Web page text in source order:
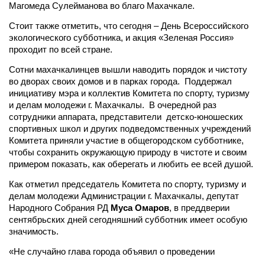
Магомеда Сулейманова во благо Махачкале.
Стоит также отметить, что сегодня – День Всероссийского
экологического субботника, и акция «Зеленая Россия»
проходит по всей стране.
Сотни махачкалинцев вышли наводить порядок и чистоту
во дворах своих домов и в парках города. Поддержал
инициативу мэра и коллектив Комитета по спорту, туризму
и делам молодежи г. Махачкалы. В очередной раз
сотрудники аппарата, представители детско-юношеских
спортивных школ и других подведомственных учреждений
Комитета приняли участие в общегородском субботнике,
чтобы сохранить окружающую природу в чистоте и своим
примером показать, как оберегать и любить ее всей душой.
Как отметил председатель Комитета по спорту, туризму и
делам молодежи Администрации г. Махачкалы, депутат
Народного Собрания РД Муса Омаров, в преддверии
сентябрьских дней сегодняшний субботник имеет особую
значимость.
«Не случайно глава города объявил о проведении